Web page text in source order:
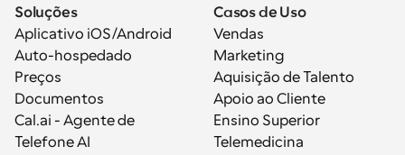
Soluções
Aplicativo iOS/Android
Auto-hospedado
Preços
Documentos
Cal.ai - Agente de
Telefone AI
Casos de Uso
Vendas
Marketing
Aquisição de Talento
Apoio ao Cliente
Ensino Superior
Telemedicina